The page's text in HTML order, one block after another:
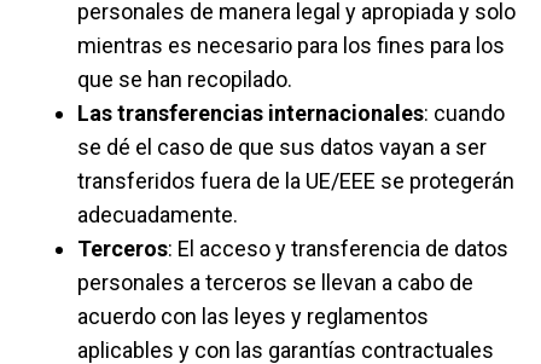
personales de manera legal y apropiada y solo
mientras es necesario para los fines para los
que se han recopilado.
Las transferencias internacionales: cuando
se dé el caso de que sus datos vayan a ser
transferidos fuera de la UE/EEE se protegerán
adecuadamente.
Terceros: El acceso y transferencia de datos
personales a terceros se llevan a cabo de
acuerdo con las leyes y reglamentos
aplicables y con las garantías contractuales